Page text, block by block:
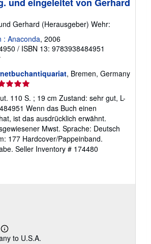
und eingeleitet von Gerhard
Gerhard (Herausgeber) Wehr:
: Anaconda, 2006
/ ISBN 13: 9783938484951
, Bremen, Germany
110 S. ; 19 cm Zustand: sehr gut, L-
Wenn das Buch einen
ist das ausdrücklich erwähnt.
Mwst. Sprache: Deutsch
177 Hardcover/Pappeinband.
Seller Inventory # 174480
Learn
moreto U.S.A.